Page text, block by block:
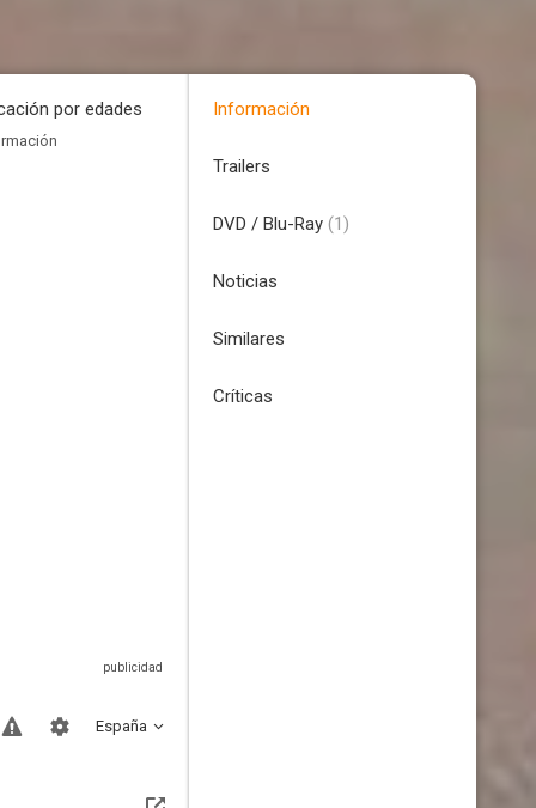
por edades
España
Información
Trailers
DVD / Blu-Ray (1)
Noticias
Similares
Críticas